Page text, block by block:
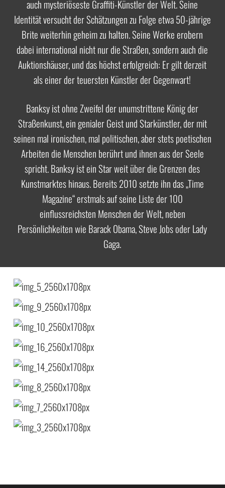
auch mysteriöseste Graffiti-Künstler der Welt. Seine
Identität versucht der Schätzungen zu Folge etwa 50-jährige
Brite weiterhin geheim zu halten. Seine Werke erobern
dabei international nicht nur die Straßen, sondern auch die
Auktionshäuser, und das höchst erfolgreich: Er gilt derzeit
als einer der teuersten Künstler der Gegenwart!
Banksy ist ohne Zweifel der unumstrittene König der
Straßenkunst, ein genialer Geist und Starkünstler, der mit
seinen mal ironischen, mal politischen, aber stets poetischen
Arbeiten die Menschen berührt und ihnen aus der Seele
spricht. Banksy ist ein Star weit über die Grenzen des
Kunstmarktes hinaus. Bereits 2010 setzte ihn das „Time
Magazine“ erstmals auf seine Liste der 100
einflussreichsten Menschen der Welt, neben
Persönlichkeiten wie Barack Obama, Steve Jobs oder Lady
Gaga.